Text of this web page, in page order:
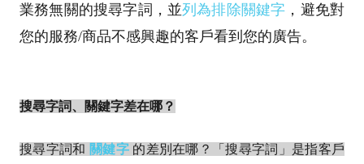
業務無關的搜尋字詞，並列為排除關鍵字 ，避免對
您的服務/商品不感興趣的客戶看到您的廣告。
搜尋字詞、關鍵字差在哪？
搜尋字詞和 關鍵字 的差別在哪？「搜尋字詞」是指客戶